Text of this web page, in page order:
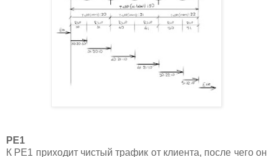
PE1
К PE1 приходит чистый трафик от клиента, после чего он